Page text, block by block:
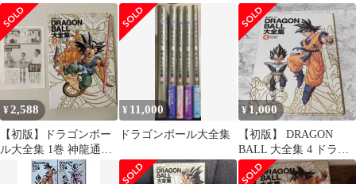
4冊セット 鳥山明 初版
あり
鳥山明
ファイル 付録 スー
パーバトル 1996
¥2,588
【初版】ドラゴンボー
ル大全集 1巻 神龍通信
第1号付き 鳥山明
¥ 11,000
ドラゴンボール大全集
¥1,000
【初版】 DRAGON
BALL 大全集 4 ドラゴ
ンボール 鳥山明 4巻